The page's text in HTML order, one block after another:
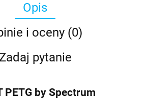
Opis
i oceny (0)
Zadaj pytanie
PETG by Spectrum